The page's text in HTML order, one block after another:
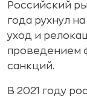
Российский
года рухнул
уход и
проведением
санкций.
В 2021 году